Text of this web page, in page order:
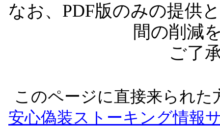
なお、 PDF版のみの提供
間の削減
ご了
このページに直接来られ
安心偽装ストーキング情報